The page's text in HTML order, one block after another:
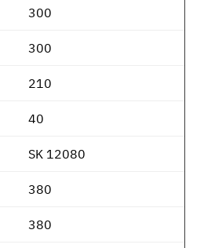
300
300
210
40
SK 12080
380
380